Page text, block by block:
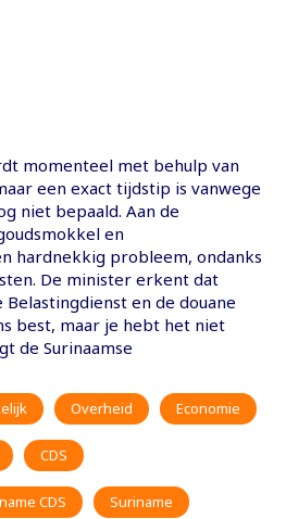
momenteel met behulp van
een exact tijdstip is vanwege
niet bepaald. Aan de
en
hardnekkig probleem, ondanks
De minister erkent dat
en de douane
best, maar je hebt het niet
de Surinaamse
Overheid Economie
CDS
CDS Suriname